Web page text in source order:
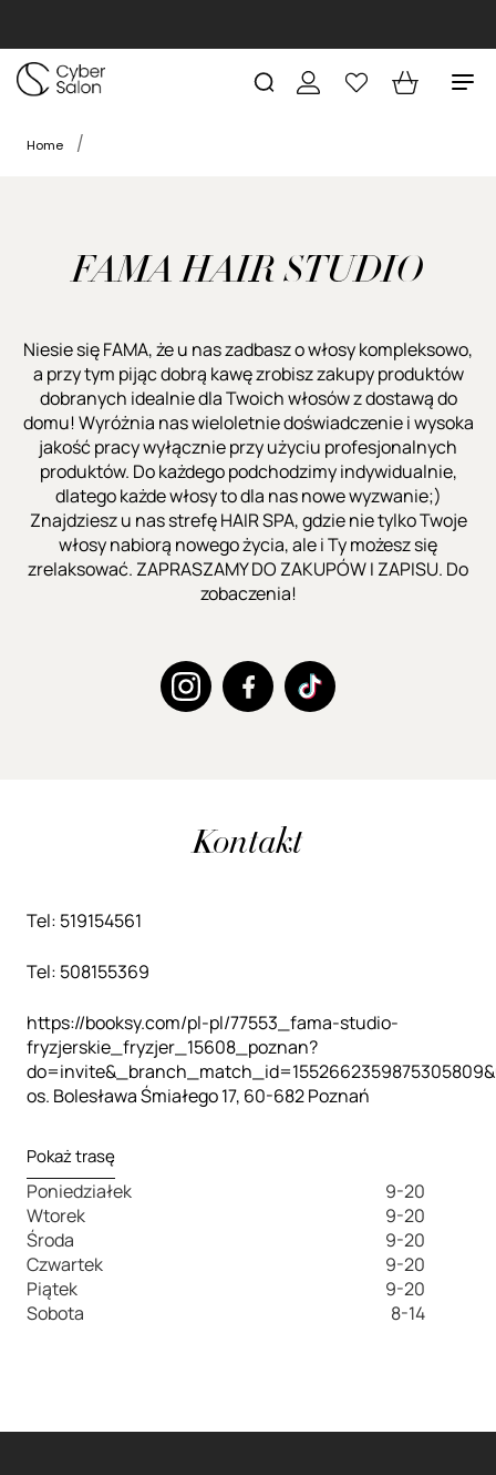
Home
FAMA HAIR STUDIO
Niesie się FAMA, że u nas zadbasz o włosy kompleksowo,
a przy tym pijąc dobrą kawę zrobisz zakupy produktów
dobranych idealnie dla Twoich włosów z dostawą do
domu! Wyróżnia nas wieloletnie doświadczenie i wysoka
jakość pracy wyłącznie przy użyciu profesjonalnych
produktów. Do każdego podchodzimy indywidualnie,
dlatego każde włosy to dla nas nowe wyzwanie;)
Znajdziesz u nas strefę HAIR SPA, gdzie nie tylko Twoje
włosy nabiorą nowego życia, ale i Ty możesz się
zrelaksować. ZAPRASZAMY DO ZAKUPÓW I ZAPISU. Do
zobaczenia!
Kontakt
Tel: 519154561
Tel: 508155369
https://booksy.com/pl-pl/77553_fama-studio-
fryzjerskie_fryzjer_15608_poznan?
os. Bolesława Śmiałego 17, 60-682 Poznań
Pokaż trasę
Poniedziałek
9-20
Wtorek
9-20
Środa
9-20
Czwartek
9-20
Piątek
9-20
Sobota
8-14